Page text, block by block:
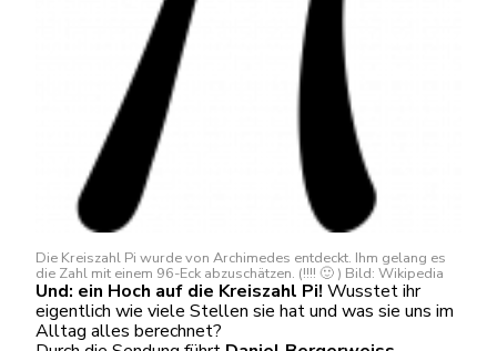
Die Kreiszahl Pi wurde von Archimedes entdeckt. Ihm gelang es
die Zahl mit einem 96-Eck abzuschätzen. (!!!! 🙂 ) Bild: Wikipedia
Und: ein Hoch auf die Kreiszahl Pi! Wusstet ihr
eigentlich wie viele Stellen sie hat und was sie uns im
Alltag alles berechnet?